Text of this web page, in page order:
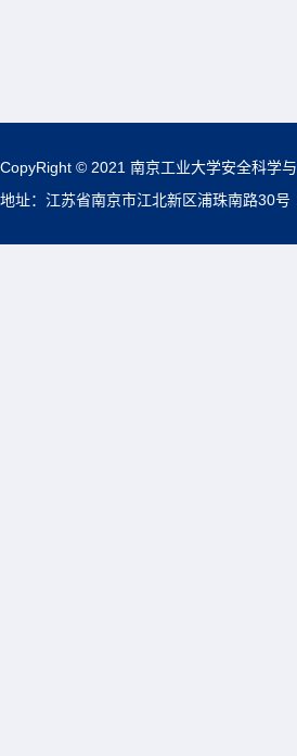
CopyRight © 2021 南京工业大学安全科学
地址：江苏省南京市江北新区浦珠南路30